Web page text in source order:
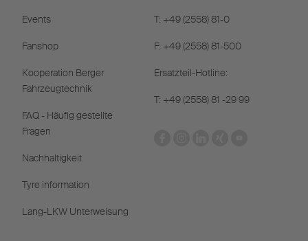
Events
Fanshop
Kooperation Berger
Fahrzeugtechnik
FAQ - Häufig gestellte
Fragen
Nachhaltigkeit
Tyre information
Lang-LKW Unterweisung
T: +49 (2558) 81-0
F: +49 (2558) 81-500
Ersatzteil-Hotline:
T: +49 (2558) 81 -29 99